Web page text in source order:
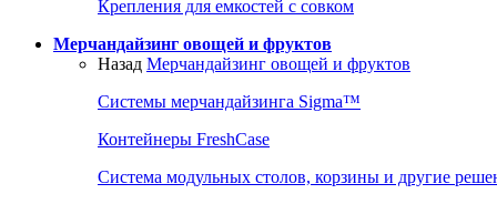
Крепления для емкостей с совком
Мерчандайзинг овощей и фруктов
Назад Мерчандайзинг овощей и фруктов
Системы мерчандайзинга Sigma™
Контейнеры FreshCase
Система модульных столов, корзины и другие